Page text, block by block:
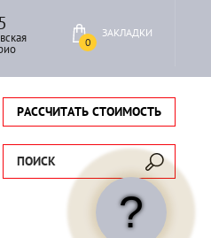
?
0
ЗАКЛАДКИ
РАССЧИТАТЬ СТОИМОСТЬ
ПОИСК